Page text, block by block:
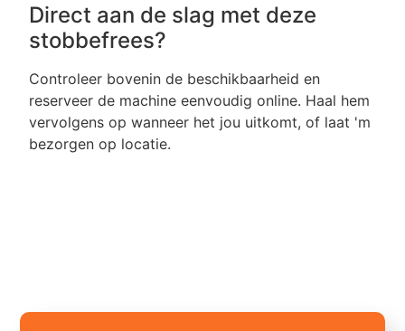
Direct aan de slag met deze
stobbefrees?
Controleer bovenin de beschikbaarheid en
reserveer de machine eenvoudig online. Haal hem
vervolgens op wanneer het jou uitkomt, of laat 'm
bezorgen op locatie.